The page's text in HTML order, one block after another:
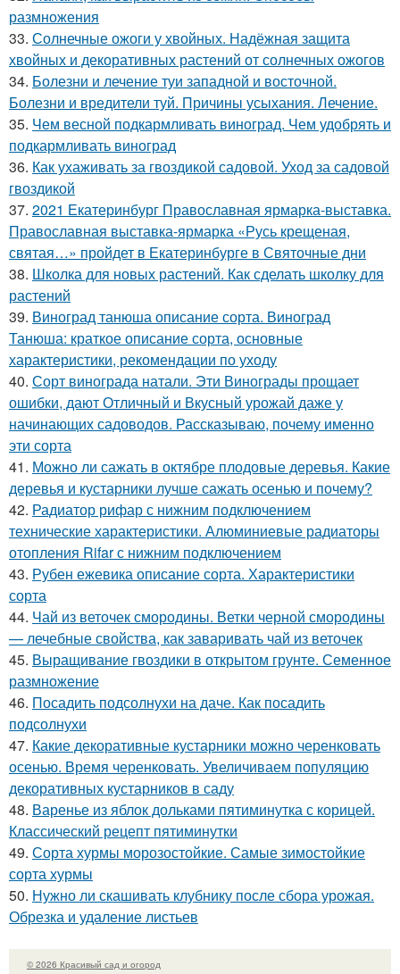
размножения
33. Солнечные ожоги у хвойных. Надёжная защита
хвойных и декоративных растений от солнечных ожогов
34. Болезни и лечение туи западной и восточной.
Болезни и вредители туй. Причины усыхания. Лечение.
35. Чем весной подкармливать виноград. Чем удобрять и
подкармливать виноград
36. Как ухаживать за гвоздикой садовой. Уход за садовой
гвоздикой
37. 2021 Екатеринбург Православная ярмарка-выставка.
Православная выставка-ярмарка «Русь крещеная,
святая…» пройдет в Екатеринбурге в Святочные дни
38. Школка для новых растений. Как сделать школку для
растений
39. Виноград танюша описание сорта. Виноград
Танюша: краткое описание сорта, основные
характеристики, рекомендации по уходу
40. Сорт винограда натали. Эти Винограды прощает
ошибки, дают Отличный и Вкусный урожай даже у
начинающих садоводов. Рассказываю, почему именно
эти сорта
41. Можно ли сажать в октябре плодовые деревья. Какие
деревья и кустарники лучше сажать осенью и почему?
42. Радиатор рифар с нижним подключением
технические характеристики. Алюминиевые радиаторы
отопления Rifar с нижним подключением
43. Рубен ежевика описание сорта. Характеристики
сорта
44. Чай из веточек смородины. Ветки черной смородины
— лечебные свойства, как заваривать чай из веточек
45. Выращивание гвоздики в открытом грунте. Семенное
размножение
46. Посадить подсолнухи на даче. Как посадить
подсолнухи
47. Какие декоративные кустарники можно черенковать
осенью. Время черенковать. Увеличиваем популяцию
декоративных кустарников в саду
48. Варенье из яблок дольками пятиминутка с корицей.
Классический рецепт пятиминутки
49. Сорта хурмы морозостойкие. Самые зимостойкие
сорта хурмы
50. Нужно ли скашивать клубнику после сбора урожая.
Обрезка и удаление листьев
© 2026 Красивый сад и огород